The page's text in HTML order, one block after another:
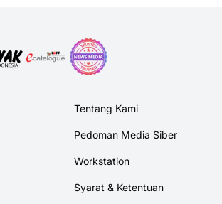
Tentang Kami
Pedoman Media Siber
Workstation
Syarat & Ketentuan